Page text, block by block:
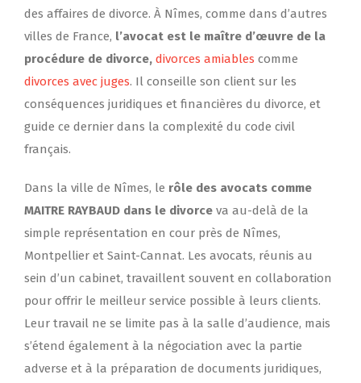
des affaires de divorce. À Nîmes, comme dans d’autres
villes de France, l’avocat est le maître d’œuvre de la
procédure de divorce, divorces amiables comme
divorces avec juges. Il conseille son client sur les
conséquences juridiques et financières du divorce, et
guide ce dernier dans la complexité du code civil
français.
Dans la ville de Nîmes, le rôle des avocats comme
MAITRE RAYBAUD dans le divorce va au-delà de la
simple représentation en cour près de Nîmes,
Montpellier et Saint-Cannat. Les avocats, réunis au
sein d’un cabinet, travaillent souvent en collaboration
pour offrir le meilleur service possible à leurs clients.
Leur travail ne se limite pas à la salle d’audience, mais
s’étend également à la négociation avec la partie
adverse et à la préparation de documents juridiques,